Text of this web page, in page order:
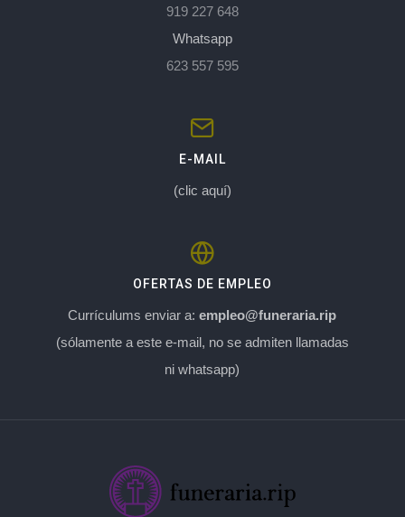
919 227 648
Whatsapp
623 557 595
E-MAIL
(clic aquí)
OFERTAS DE EMPLEO
Currículums enviar a:empleo@funeraria.rip
(sólamente a este e-mail, no se admiten llamadas
ni whatsapp)